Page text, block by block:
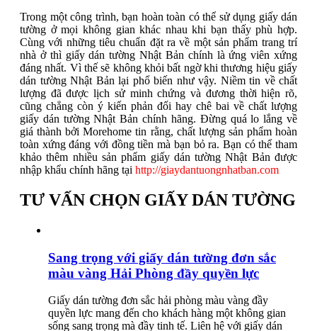
Trong một công trình, bạn hoàn toàn có thể sử dụng giấy dán
tường ở mọi không gian khác nhau khi bạn thấy phù hợp.
Cùng với những tiêu chuẩn đặt ra về một sản phẩm trang trí
nhà ở thì giấy dán tường Nhật Bản chính là ứng viên xứng
đáng nhất. Vì thế sẽ không khỏi bất ngờ khi thương hiệu giấy
dán tường Nhật Bản lại phổ biến như vậy. Niềm tin về chất
lượng đã được lịch sử minh chứng và đương thời hiện rõ,
cũng chẳng còn ý kiến phản đối hay chê bai về chất lượng
giấy dán tường Nhật Bản chính hãng. Đừng quá lo lắng về
giá thành bởi Morehome tin rằng, chất lượng sản phẩm hoàn
toàn xứng đáng với đồng tiền mà bạn bỏ ra. Bạn có thể tham
khảo thêm nhiều sản phẩm giấy dán tường Nhật Bản được
nhập khẩu chính hãng tại http://giaydantuongnhatban.com
TƯ VẤN CHỌN GIẤY DÁN TƯỜNG
Sang trọng với giấy dán tường đơn sắc
màu vàng Hải Phòng đầy quyền lực
Giấy dán tường đơn sắc hải phòng màu vàng đầy
quyền lực mang đến cho khách hàng một không gian
sống sang trọng mà đầy tinh tế. Liên hệ với giấy dán